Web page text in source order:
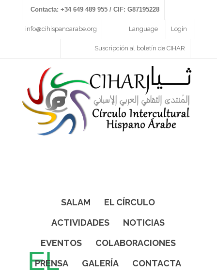
Contacta: +34 649 489 955 / CIF: G87195228
info@cihispanoarabe.org Login
Language
Suscripción al boletín de CIHAR
SALAM
EL CÍRCULO
ACTIVIDADES
NOTICIAS
EVENTOS
COLABORACIONES
PRENSA
GALERÍA
CONTACTA
EL